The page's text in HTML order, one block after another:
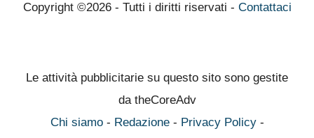
Copyright ©2026 - Tutti i diritti riservati - Contattaci
Le attività pubblicitarie su questo sito sono gestite
da theCoreAdv
Chi siamo- Redazione- Privacy Policy-